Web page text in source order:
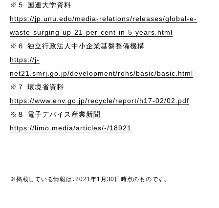
※５ 国連大学資料
https://jp.unu.edu/media-relations/releases/global-e-
waste-surging-up-21-per-cent-in-5-years.html
※６ 独立行政法人中小企業基盤整備機構
https://j-
net21.smrj.go.jp/development/rohs/basic/basic.html
※７ 環境省資料
https://www.env.go.jp/recycle/report/h17-02/02.pdf
※８ 電子デバイス産業新聞
https://limo.media/articles/-/18921
※掲載している情報は、2021年1月30日時点のものです。